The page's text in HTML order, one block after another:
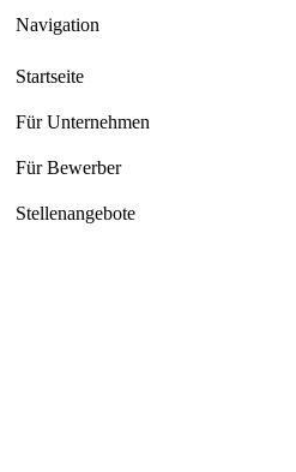
Navigation
Startseite
Für Unternehmen
Für Bewerber
Stellenangebote